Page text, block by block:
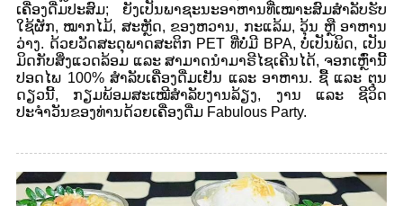
ເຄື່ອງດື່ມປະສົມ; ຍັງເປັນພາຊະນະອາຫານທີ່ເໝາະສົມສຳລັບຮັບ
ໃຊ້ຜັກ, ໝາກໄມ້, ສະຫຼັດ, ຂອງຫວານ, ກະແລ້ມ, ວຸ້ນ ຫຼື ອາຫານ
ວ່າງ. ດ້ວຍວັດສະດຸພາດສະຕິກ PET ທີ່ບໍ່ມີ BPA, ບໍ່ເປັນພິດ, ເປັນ
ມິດກັບສິ່ງແວດລ້ອມ ແລະ ສາມາດນຳມາຣີໄຊເຄີນໄດ້, ຈອກເຫຼົ່ານີ້
ປອດໄພ 100% ສຳລັບເຄື່ອງດື່ມເຢັນ ແລະ ອາຫານ. ຊື້ ແລະ ຕຸນ
ດຽວນີ້, ກຽມພ້ອມສະເໝີສຳລັບງານລ້ຽງ, ງານ ແລະ ຊີວິດ
ປະຈຳວັນຂອງທ່ານດ້ວຍເຄື່ອງດື່ມ Fabulous Party.